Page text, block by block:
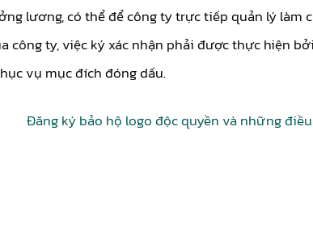
lương, có thể để công ty trực tiếp quản lý làm
công ty, việc ký xác nhận phải được thực hiện
vụ mục đích đóng dấu.
Đăng ký bảo hộ logo độc quyền và những